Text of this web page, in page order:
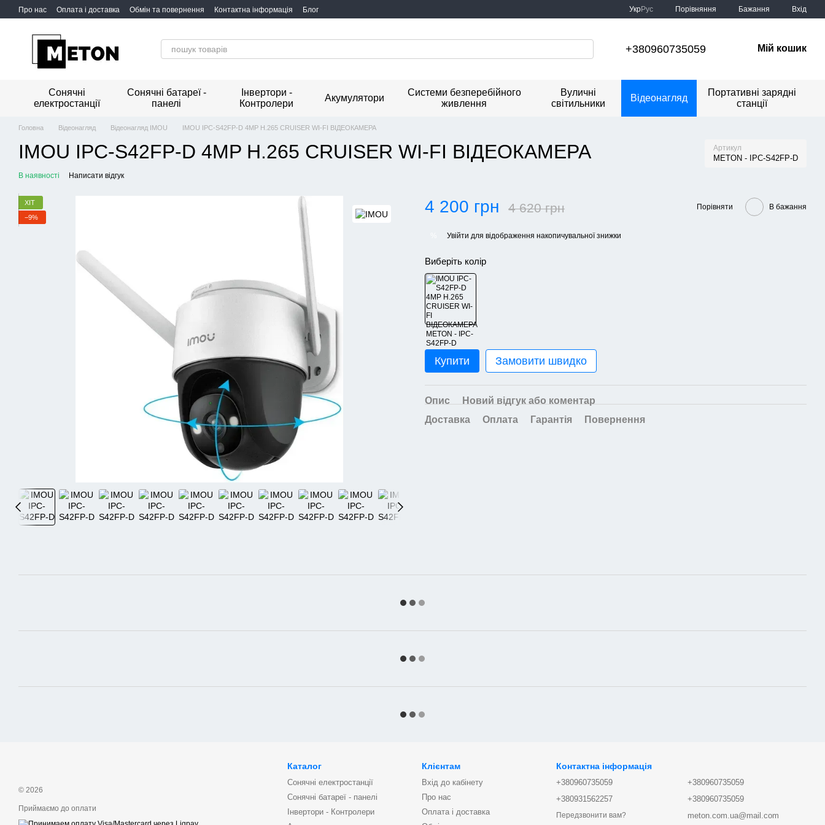
Перейти до основного контенту
Про нас Оплата і доставка Обмін та повернення Контактна інформація Блог УкрРус Порівняння Бажання Вхід
+380960735059 Мій кошик
Сонячні
електростанції
Сонячні батареї -
панелі
Інвертори -
Контролери
Акумулятори
Системи безперебійного
живлення
Вуличні
світильники
Відеонагляд
Портативні зарядні
станції
Головна Відеонагляд Відеонагляд IMOU IMOU IPC-S42FP-D 4MP H.265 CRUISER WI-FI ВІДЕОКАМЕРА
IMOU IPC-S42FP-D 4MP H.265 CRUISER WI-FI ВІДЕОКАМЕРА Артикул
METON - IPC-S42FP-D
В наявності Написати відгук
ХІТ
−9%
4 200 грн 4 620 грн Порівняти В бажання
Увійти для відображення накопичувальної знижки
Виберіть колір
Купити Замовити швидко
Опис
Новий відгук або коментар
Доставка
Оплата Гарантія Повернення
© 2026
Приймаємо до оплати
Каталог
Сонячні електростанції
Сонячні батареї - панелі
Інвертори - Контролери
Клієнтам
Вхід до кабінету
Про нас
Оплата і доставка
Контактна інформація
+380960735059
+380931562257
Передзвонити вам?
+380960735059
+380960735059
meton.com.ua@mail.com